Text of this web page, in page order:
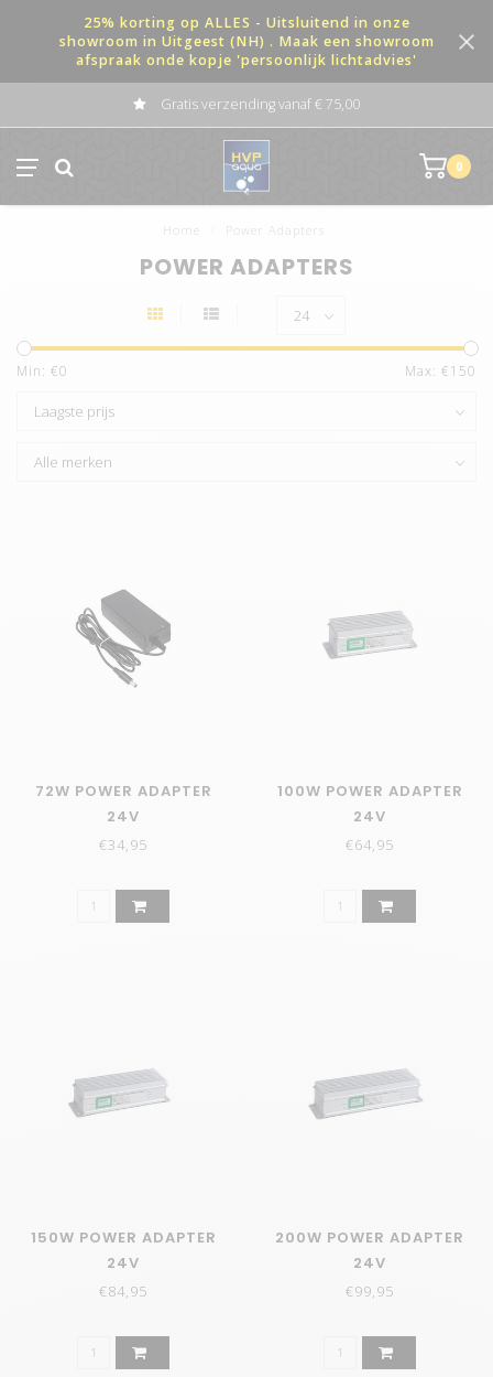
25% korting op ALLES - Uitsluitend in onze
showroom in Uitgeest (NH) . Maak een showroom
afspraak onde kopje 'persoonlijk lichtadvies'
Gratis verzending vanaf € 75,00
0
Home Power Adapters
POWER ADAPTERS
Min: €0 Max: €150
72W POWER ADAPTER
24V
€34,95
100W POWER ADAPTER
24V
€64,95
150W POWER ADAPTER
24V
€84,95
200W POWER ADAPTER
24V
€99,95